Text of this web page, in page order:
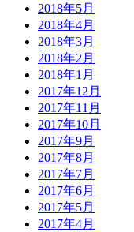
2018年5月
2018年4月
2018年3月
2018年2月
2018年1月
2017年12月
2017年11月
2017年10月
2017年9月
2017年8月
2017年7月
2017年6月
2017年5月
2017年4月